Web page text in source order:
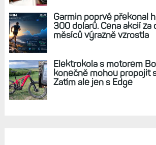
sporty. Mobil už umí
cyklistiky, běhu i chůze
jedním slovem parádní,
vytknout. Ale ta